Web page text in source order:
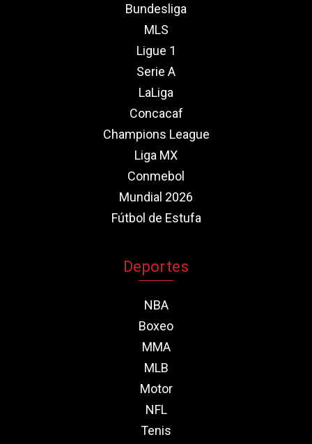
Bundesliga
MLS
Ligue 1
Serie A
LaLiga
Concacaf
Champions League
Liga MX
Conmebol
Mundial 2026
Fútbol de Estufa
Deportes
NBA
Boxeo
MMA
MLB
Motor
NFL
Tenis